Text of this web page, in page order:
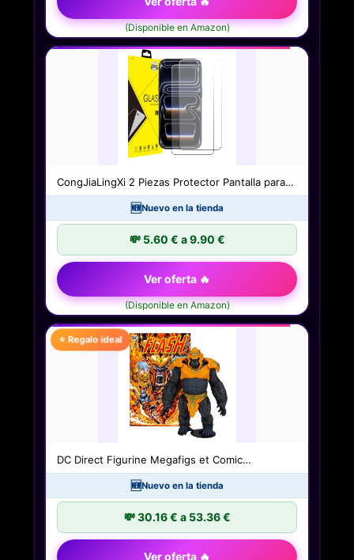
(Disponible en Amazon)
CongJiaLingXi 2 Piezas Protector Pantalla para…
🆕Nuevo en la tienda
💸 5.60 € a 9.90 €
Ver oferta 🔥
(Disponible en Amazon)
⭐ Regalo ideal
DC Direct Figurine Megafigs et Comic…
🆕Nuevo en la tienda
💸 30.16 € a 53.36 €
Ver oferta 🔥